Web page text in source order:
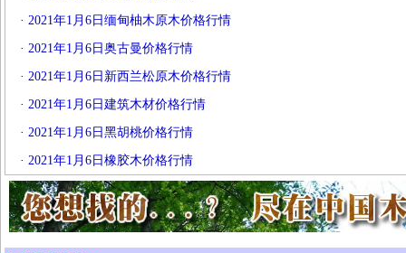
· 2021年1月6日缅甸柚木原木价格行情
· 2021年1月6日奥古曼价格行情
· 2021年1月6日新西兰松原木价格行情
· 2021年1月6日建筑木材价格行情
· 2021年1月6日黑胡桃价格行情
· 2021年1月6日橡胶木价格行情